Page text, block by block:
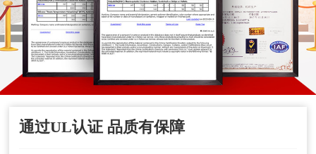
通过UL认证 品质有保障